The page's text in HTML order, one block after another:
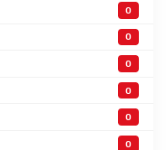
0
0
0
0
0
0